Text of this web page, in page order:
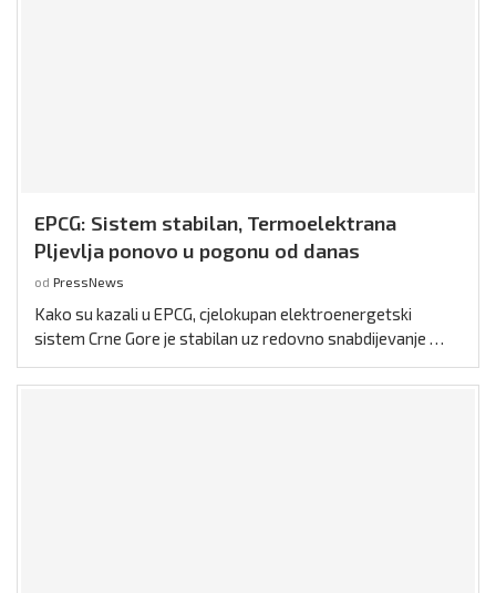
EPCG: Sistem stabilan, Termoelektrana
Pljevlja ponovo u pogonu od danas
od PressNews
Kako su kazali u EPCG, cjelokupan elektroenergetski
sistem Crne Gore je stabilan uz redovno snabdijevanje …